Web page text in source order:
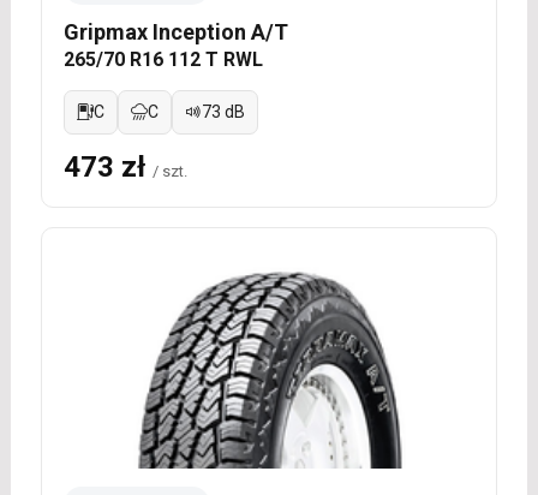
Gripmax Inception A/T
265/70 R16 112 T RWL
C C 73 dB
473 zł / szt.